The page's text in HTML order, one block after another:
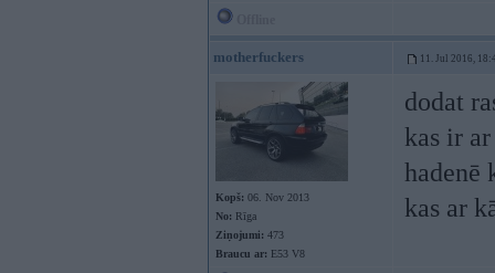
motherfuckers 11. Jul 2016,
Kopš: 06. Nov 2013
No: Rīga
Ziņojumi: 473
Braucu ar: E53 V8
dodat
kas ir
hadenē
kas ar